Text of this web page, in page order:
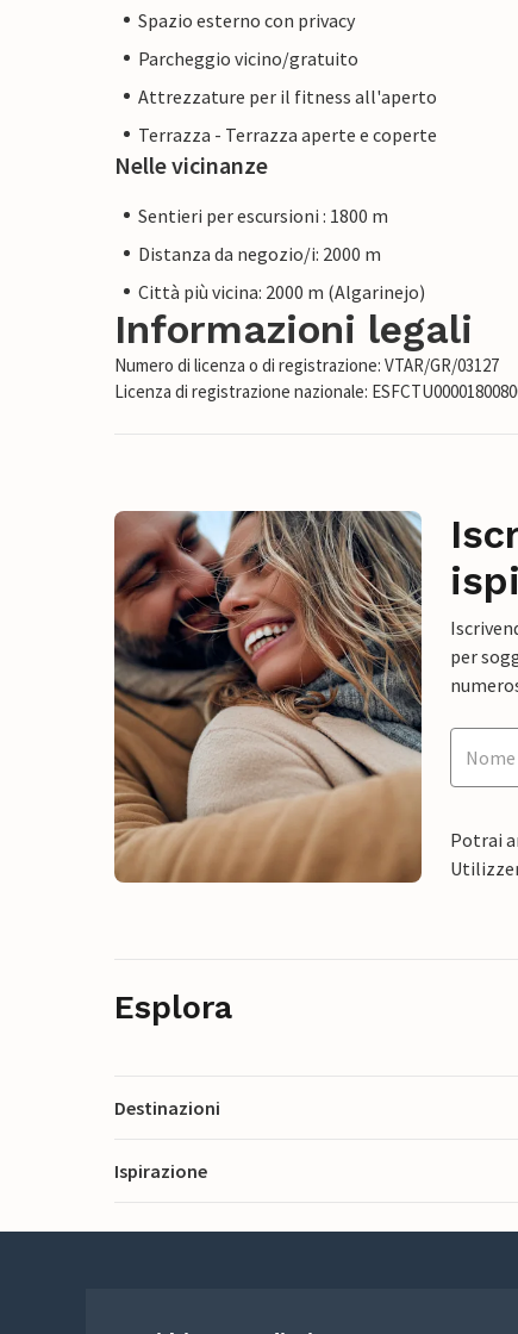
Spazio esterno con privacy
Parcheggio vicino/gratuito
Attrezzature per il fitness all'aperto
Terrazza - Terrazza aperte e coperte
Nelle vicinanze
Sentieri per escursioni : 1800 m
Distanza da negozio/i: 2000 m
Città più vicina: 2000 m (Algarinejo)
Informazioni legali
Numero di licenza o di registrazione: VTAR/GR/03127
Licenza di registrazione nazionale:
per
Potrai
Esplora
Destinazioni
Ispirazione